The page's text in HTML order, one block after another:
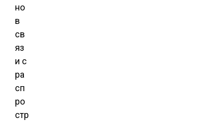
но
в
св
яз
и с
ра
сп
ро
стр